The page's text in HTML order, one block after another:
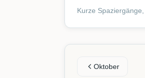
Kurze
Oktober